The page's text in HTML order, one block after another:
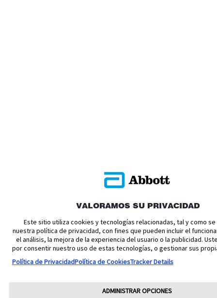
VALORAMOS SU PRIVACIDAD
Este sitio utiliza cookies y tecnologías relacionadas, tal y como
nuestra política de privacidad, con fines que pueden incluir el
el análisis, la mejora de la experiencia del usuario o la publicidad.
por consentir nuestro uso de estas tecnologías, o gestionar sus
Política de PrivacidadPolítica de CookiesTracker Details
ADMINISTRAR OPCIONES